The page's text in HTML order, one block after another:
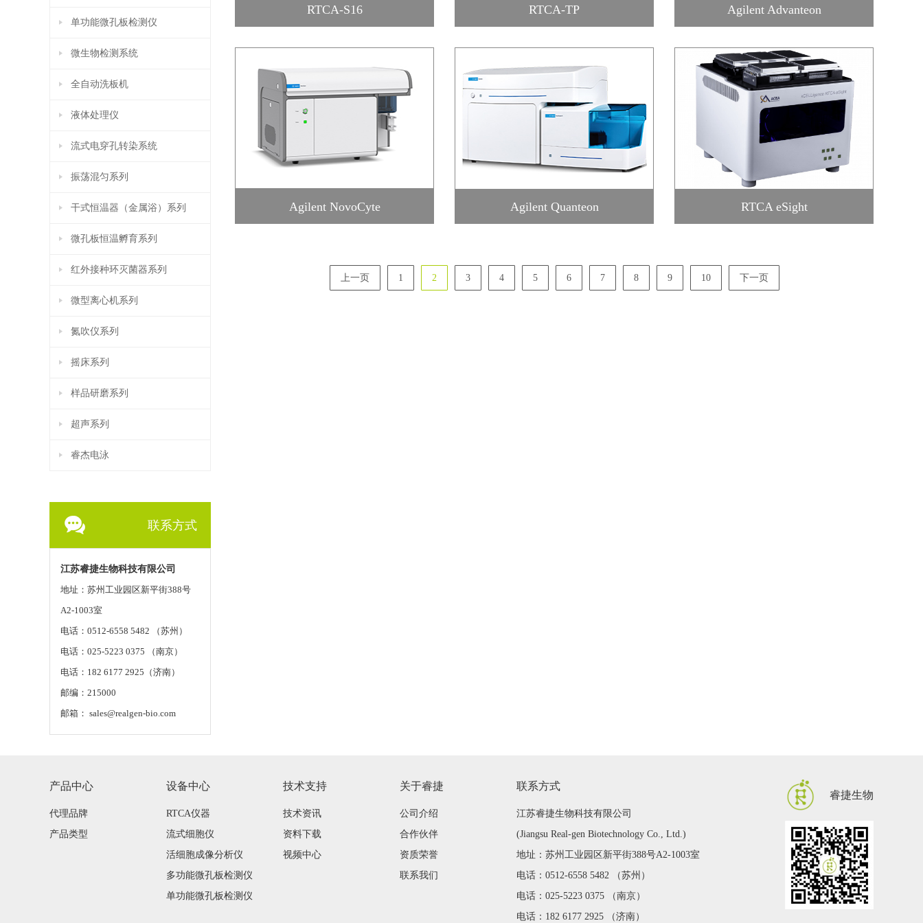
单功能微孔板检测仪
微生物检测系统
全自动洗板机
液体处理仪
流式电穿孔转染系统
振荡混匀系列
干式恒温器（金属浴）系列
微孔板恒温孵育系列
红外接种环灭菌器系列
微型离心机系列
氮吹仪系列
摇床系列
样品研磨系列
超声系列
睿杰电泳
联系方式
江苏睿捷生物科技有限公司
地址：苏州工业园区新平街388号
A2-1003室
电话：0512-6558 5482 （苏州）
电话：025-5223 0375 （南京）
电话：182 6177 2925（济南）
邮编：215000
邮箱： sales@realgen-bio.com
RTCA-S16 RTCA-TP Agilent Advanteon
Agilent NovoCyte Agilent Quanteon RTCA eSight
上一页 1 2 3 4 5 6 7 8 9 10 下一页
产品中心
代理品牌
产品类型
设备中心
RTCA仪器
流式细胞仪
活细胞成像分析仪
多功能微孔板检测仪
单功能微孔板检测仪
技术支持
技术资讯
资料下载
视频中心
关于睿捷
公司介绍
合作伙伴
资质荣誉
联系我们
联系方式
江苏睿捷生物科技有限公司
(Jiangsu Real-gen Biotechnology Co., Ltd.)
地址：苏州工业园区新平街388号A2-1003室
电话：0512-6558 5482 （苏州）
电话：025-5223 0375 （南京）
电话：182 6177 2925 （济南）
睿捷生物